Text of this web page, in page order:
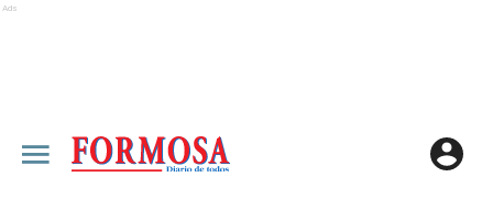
Ads